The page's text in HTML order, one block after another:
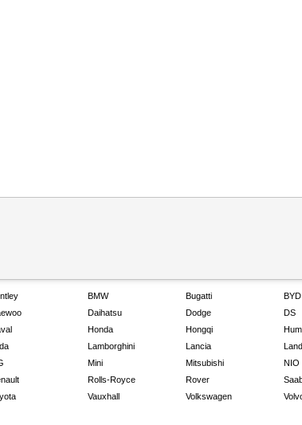
BMW Bugatti BYD
Daihatsu Dodge DS
Honda Hongqi
Lamborghini Lancia
Mini Mitsubishi NIO
Rolls-Royce Rover
Vauxhall Volkswagen